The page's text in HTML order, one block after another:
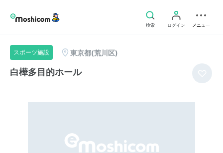
検索 ログイン メニュー
スポーツ施設 東京都(荒川区)
白樺多目的ホール